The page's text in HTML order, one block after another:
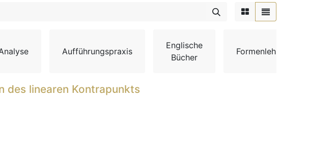
Aufführungspraxis
Englische
Bücher
Formenlehre
des linearen Kontrapunkts